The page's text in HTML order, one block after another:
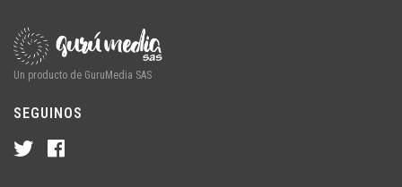
Un producto de GuruMedia SAS
SEGUINOS